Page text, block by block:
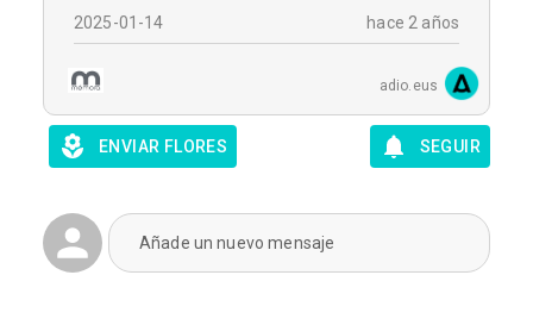
2025-01-14 hace 2 años
adio.eus
ENVIAR FLORES SEGUIR
Añade un nuevo mensaje